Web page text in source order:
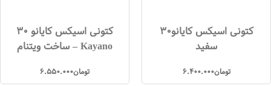
کتونی اسیکس کایانو30
سفید
تومان6.400.000
کتونی اسیکس کایانو 30
Kayano – ساخت ویتنام
تومان6.550.000